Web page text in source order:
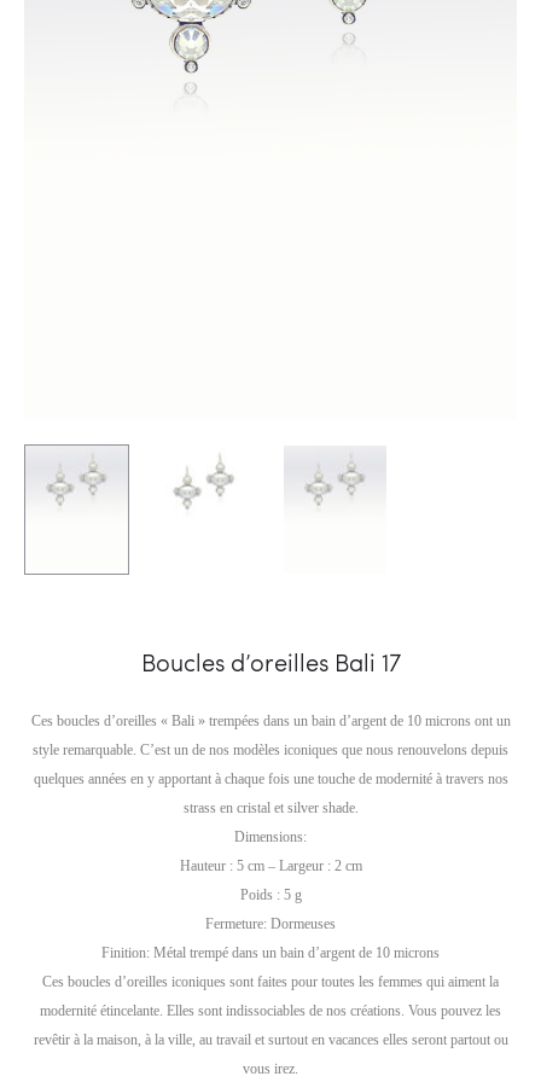
Boucles d’oreilles Bali 17
Ces boucles d’oreilles « Bali » trempées dans un bain d’argent de 10 microns ont un
style remarquable. C’est un de nos modèles iconiques que nous renouvelons depuis
quelques années en y apportant à chaque fois une touche de modernité à travers nos
strass en cristal et silver shade.
Dimensions:
Hauteur : 5 cm – Largeur : 2 cm
Poids : 5 g
Fermeture: Dormeuses
Finition: Métal trempé dans un bain d’argent de 10 microns
Ces boucles d’oreilles iconiques sont faites pour toutes les femmes qui aiment la
modernité étincelante. Elles sont indissociables de nos créations. Vous pouvez les
revêtir à la maison, à la ville, au travail et surtout en vacances elles seront partout ou
vous irez.